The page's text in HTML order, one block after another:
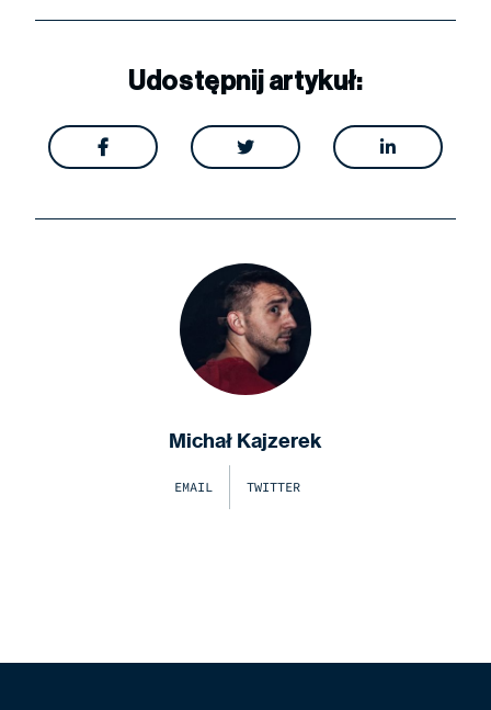
Udostępnij artykuł:
  
Michał Kajzerek
EMAIL TWITTER